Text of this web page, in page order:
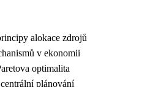
alokace zdrojů
v ekonomii
optimalita
plánování